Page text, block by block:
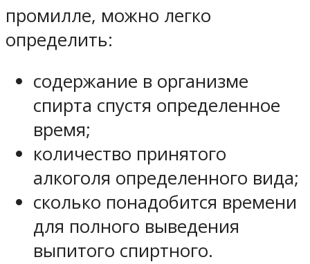
промилле, можно легко
определить:
содержание в организме
спирта спустя определенное
время;
количество принятого
алкоголя определенного вида;
сколько понадобится времени
для полного выведения
выпитого спиртного.